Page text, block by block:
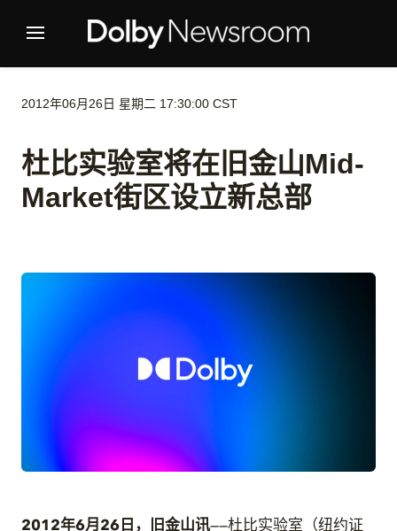
2012年06月26日 星期二 17:30:00 CST
杜比实验室将在旧金山Mid-
Market街区设立新总部
2012年6月26日，旧金山讯——杜比实验室（纽约证